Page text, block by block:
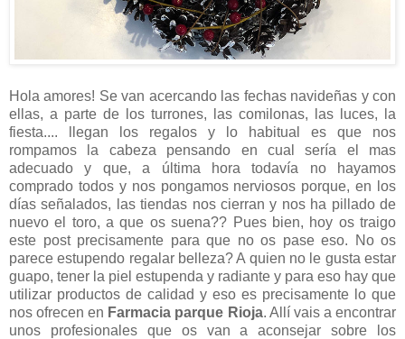
Hola amores! Se van acercando las fechas navideñas y con
ellas, a parte de los turrones, las comilonas, las luces, la
fiesta.... llegan los regalos y lo habitual es que nos
rompamos la cabeza pensando en cual sería el mas
adecuado y que, a última hora todavía no hayamos
comprado todos y nos pongamos nerviosos porque, en los
días señalados, las tiendas nos cierran y nos ha pillado de
nuevo el toro, a que os suena?? Pues bien, hoy os traigo
este post precisamente para que no os pase eso. No os
parece estupendo regalar belleza? A quien no le gusta estar
guapo, tener la piel estupenda y radiante y para eso hay que
utilizar productos de calidad y eso es precisamente lo que
nos ofrecen en Farmacia parque Rioja. Allí vais a encontrar
unos profesionales que os van a aconsejar sobre los